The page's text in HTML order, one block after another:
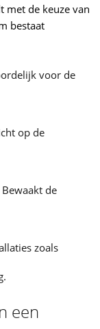
met de keuze van
bestaat
voor de
op de
Bewaakt de
zoals
een